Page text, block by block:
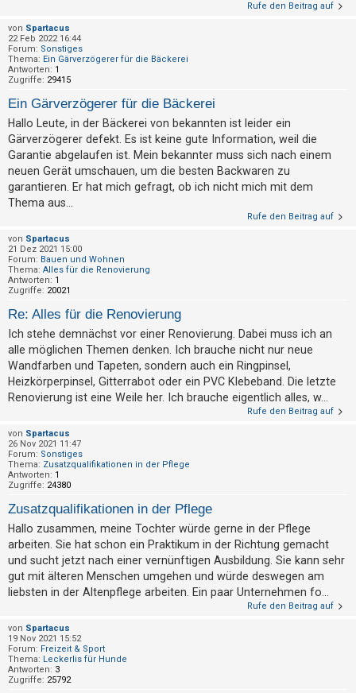
Rufe den Beitrag auf
von Spartacus
22 Feb 2022 16:44
Forum: Sonstiges
Thema: Ein Gärverzögerer für die Bäckerei
Antworten: 1
Zugriffe: 29415
Ein Gärverzögerer für die Bäckerei
Hallo Leute, in der Bäckerei von bekannten ist leider ein
Gärverzögerer defekt. Es ist keine gute Information, weil die
Garantie abgelaufen ist. Mein bekannter muss sich nach einem
neuen Gerät umschauen, um die besten Backwaren zu
garantieren. Er hat mich gefragt, ob ich nicht mich mit dem
Thema aus...
Rufe den Beitrag auf
von Spartacus
21 Dez 2021 15:00
Forum: Bauen und Wohnen
Thema: Alles für die Renovierung
Antworten: 1
Zugriffe: 20021
Re: Alles für die Renovierung
Ich stehe demnächst vor einer Renovierung. Dabei muss ich an
alle möglichen Themen denken. Ich brauche nicht nur neue
Wandfarben und Tapeten, sondern auch ein Ringpinsel,
Heizkörperpinsel, Gitterrabot oder ein PVC Klebeband. Die letzte
Renovierung ist eine Weile her. Ich brauche eigentlich alles, w...
Rufe den Beitrag auf
von Spartacus
26 Nov 2021 11:47
Forum: Sonstiges
Thema: Zusatzqualifikationen in der Pflege
Antworten: 1
Zugriffe: 24380
Zusatzqualifikationen in der Pflege
Hallo zusammen, meine Tochter würde gerne in der Pflege
arbeiten. Sie hat schon ein Praktikum in der Richtung gemacht
und sucht jetzt nach einer vernünftigen Ausbildung. Sie kann sehr
gut mit älteren Menschen umgehen und würde deswegen am
liebsten in der Altenpflege arbeiten. Ein paar Unternehmen fo...
Rufe den Beitrag auf
von Spartacus
19 Nov 2021 15:52
Forum: Freizeit & Sport
Thema: Leckerlis für Hunde
Antworten: 3
Zugriffe: 25792